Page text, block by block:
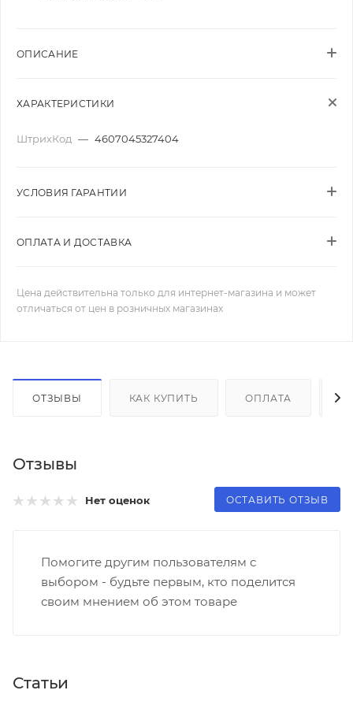
ОПИСАНИЕ
ХАРАКТЕРИСТИКИ
ШтрихКод — 4607045327404
УСЛОВИЯ ГАРАНТИИ
ОПЛАТА И ДОСТАВКА
Цена действительна только для интернет-магазина и может
отличаться от цен в розничных магазинах
ОТЗЫВЫ КАК КУПИТЬ ОПЛАТА
Отзывы
Нет оценок ОСТАВИТЬ ОТЗЫВ
Помогите другим пользователям с
выбором - будьте первым, кто поделится
своим мнением об этом товаре
Статьи